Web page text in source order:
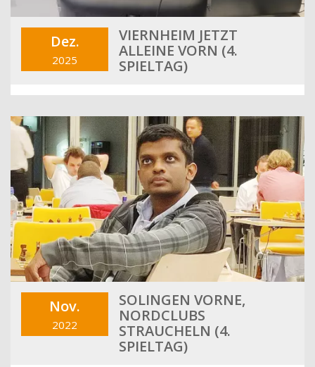
Dez.
2025
VIERNHEIM JETZT
ALLEINE VORN (4.
SPIELTAG)
Nov.
2022
SOLINGEN VORNE,
NORDCLUBS
STRAUCHELN (4.
SPIELTAG)